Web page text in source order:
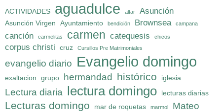
ACTIVIDADES aguadulce altar Asunción
Asunción Virgen Ayuntamiento bendición Brownsea campana
canción carmelitas carmen catequesis chicos
corpus christi cruz Cursillos Pre Matrimoniales
evangelio diario Evangelio domingo
exaltacion grupo hermandad histórico iglesia
Lectura diaria lectura domingo lecturas diarias
Lecturas domingo mar de roquetas marmol Mateo